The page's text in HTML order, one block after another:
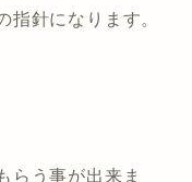
指針になります。
らう事が出来ま